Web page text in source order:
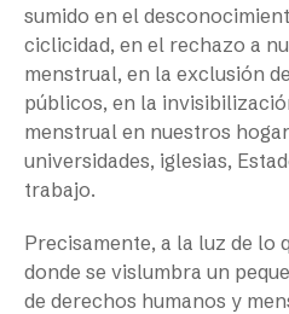
sumido en el
ciclicidad, en el rechazo a
menstrual, en la exclusión
públicos, en la
menstrual en nuestros
universidades, iglesias,
trabajo.
Precisamente, a la luz de lo
donde se vislumbra un
de derechos humanos y